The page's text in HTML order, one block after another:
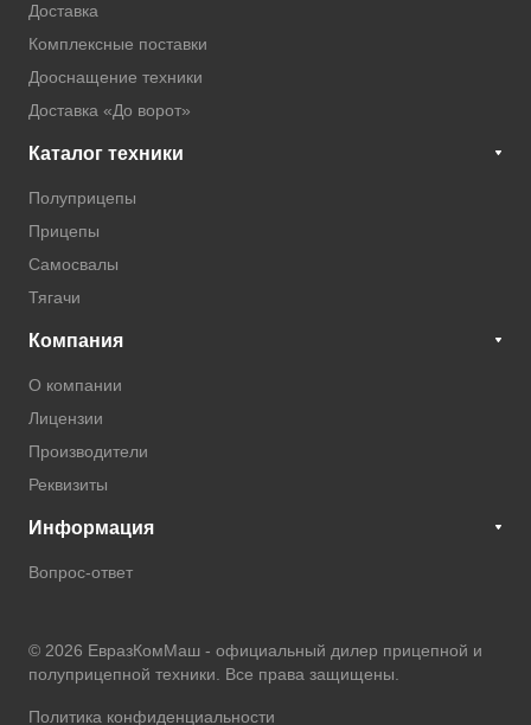
Доставка
Комплексные поставки
Дооснащение техники
Доставка «До ворот»
Каталог техники
Полуприцепы
Прицепы
Самосвалы
Тягачи
Компания
О компании
Лицензии
Производители
Реквизиты
Информация
Вопрос-ответ
© 2026 ЕвразКомМаш - официальный дилер прицепной и
полуприцепной техники . Все права защищены.
Политика конфиденциальности